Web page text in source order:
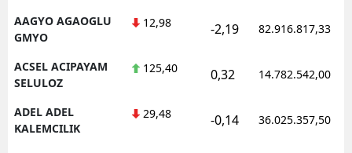
AAGYO AGAOGLU
GMYO
12,98 -2,19 82.916.817,33
ACSEL ACIPAYAM
SELULOZ
125,40 0,32 14.782.542,00
ADEL ADEL
KALEMCILIK
29,48 -0,14 36.025.357,50